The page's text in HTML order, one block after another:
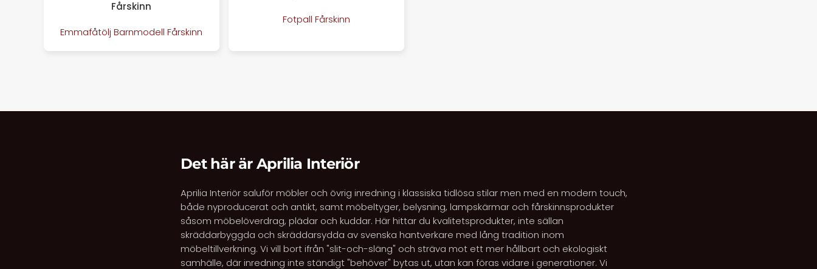
Fårskinn
Emmafåtölj Barnmodell Fårskinn
Fotpall Fårskinn
Det här är Aprilia Interiör
Aprilia Interiör saluför möbler och övrig inredning i klassiska tidlösa stilar men med en modern touch,
både nyproducerat och antikt, samt möbeltyger, belysning, lampskärmar och fårskinnsprodukter
såsom möbelöverdrag, plädar och kuddar. Här hittar du kvalitetsprodukter, inte sällan
skräddarbyggda och skräddarsydda av svenska hantverkare med lång tradition inom
möbeltillverkning. Vi vill bort ifrån "slit-och-släng" och sträva mot ett mer hållbart och ekologiskt
samhälle, där inredning inte ständigt "behöver" bytas ut, utan kan föras vidare i generationer. Vi